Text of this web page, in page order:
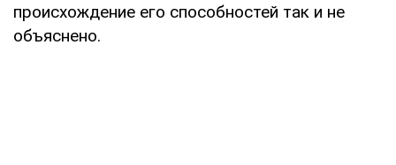
происхождение его способностей так и не
объяснено.